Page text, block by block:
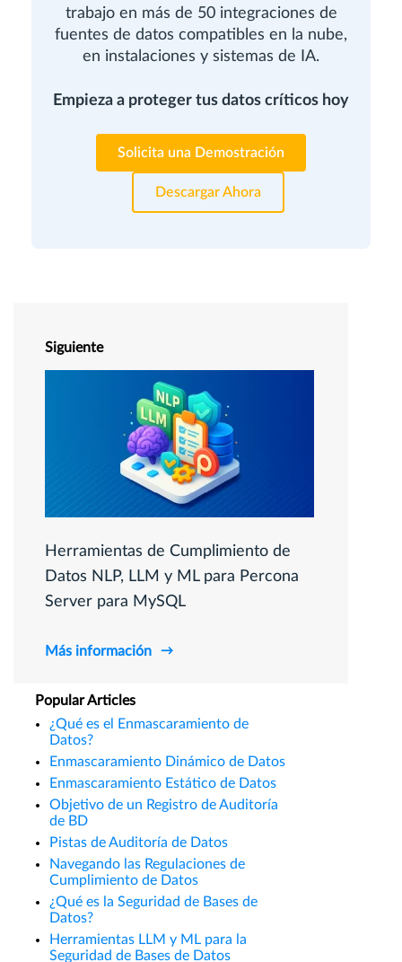
trabajo en más de 50 integraciones de
fuentes de datos compatibles en la nube,
en instalaciones y sistemas de IA.
Empieza a proteger tus datos críticos hoy
Solicita una Demostración
Descargar Ahora
Siguiente
Herramientas de Cumplimiento de
Datos NLP, LLM y ML para Percona
Server para MySQL
Más información
Popular Articles
¿Qué es el Enmascaramiento de
Datos?
Enmascaramiento Dinámico de Datos
Enmascaramiento Estático de Datos
Objetivo de un Registro de Auditoría
de BD
Pistas de Auditoría de Datos
Navegando las Regulaciones de
Cumplimiento de Datos
¿Qué es la Seguridad de Bases de
Datos?
Herramientas LLM y ML para la
Seguridad de Bases de Datos